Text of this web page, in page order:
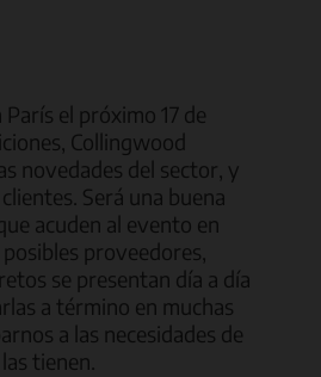
el próximo 17 de
Collingwood
novedades del sector, y
Será una buena
acuden al evento en
proveedores,
se presentan día a día
a término en muchas
a las necesidades de
tienen.